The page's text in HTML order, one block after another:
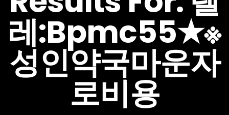
레:bpmc55★※
성인약국마운자
로비용